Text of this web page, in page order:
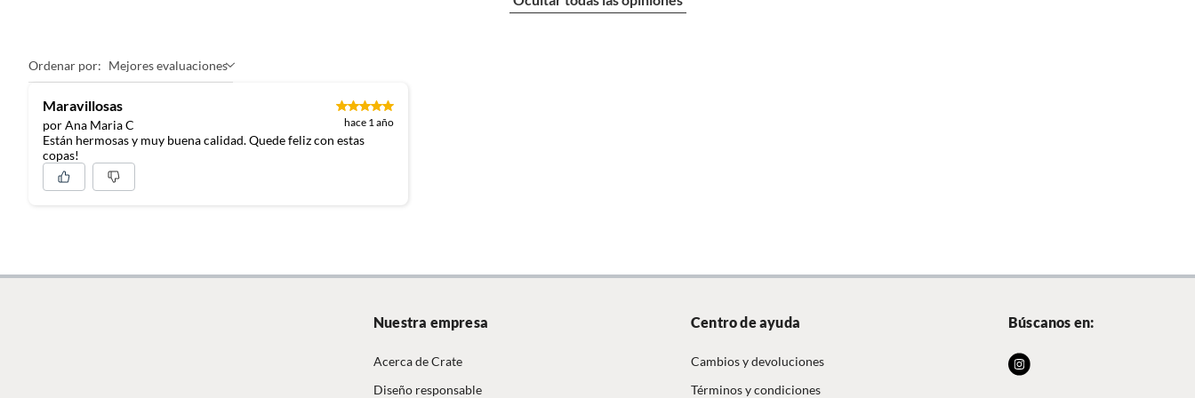
Evitar golpes y caídas. Revisar las instrucciones del fabricante.
Color
Modelo Edge
Número de piezas
Ordenar por: Mejores evaluaciones
Maravillosas
por Ana Maria C hace 1 año
Están hermosas y muy buena calidad. Quede feliz con estas
copas!
Nuestra empresa
Acerca de Crate
Diseño responsable
Centro de ayuda
Cambios y devoluciones
Términos y condiciones
Búscanos en: